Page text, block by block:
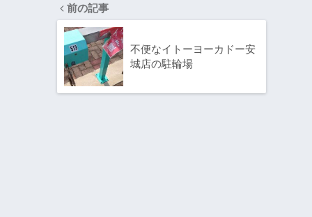
前の記事
不便なイトーヨーカドー安
城店の駐輪場